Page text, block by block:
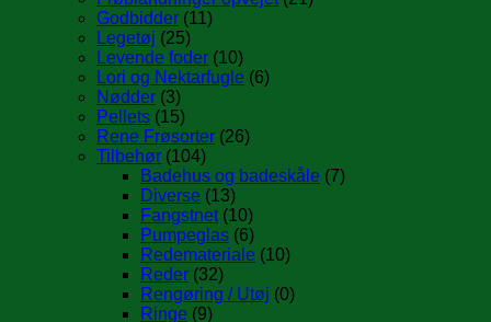
Godbidder (11)
Legetøj (25)
Levende foder (10)
Lori og Nektarfugle (6)
Nødder (3)
Pellets (15)
Rene Frøsorter (26)
Tilbehør (104)
Badehus og badeskåle (7)
Diverse (13)
Fangstnet (10)
Pumpeglas (6)
Redemateriale (10)
Reder (32)
Rengøring / Utøj (0)
Ringe (9)